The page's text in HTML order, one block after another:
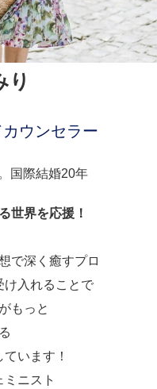
り
ウンセラー
国際結婚20年
世界を応援！
で深く癒すプロ
け入れることで
もっと
います！
ニスト